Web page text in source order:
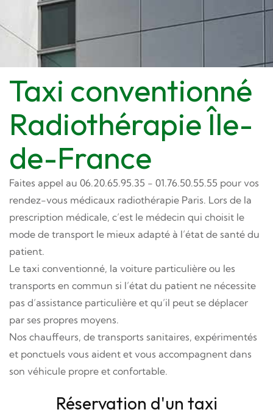
Taxi conventionné
Radiothérapie Île-
de-France
Faites appel au 06.20.65.95.35 - 01.76.50.55.55 pour vos
rendez-vous médicaux radiothérapie Paris. Lors de la
prescription médicale, c’est le médecin qui choisit le
mode de transport le mieux adapté à l’état de santé du
patient.
Le taxi conventionné, la voiture particulière ou les
transports en commun si l’état du patient ne nécessite
pas d’assistance particulière et qu’il peut se déplacer
par ses propres moyens.
Nos chauffeurs, de transports sanitaires, expérimentés
et ponctuels vous aident et vous accompagnent dans
son véhicule propre et confortable.
Réservation d'un taxi